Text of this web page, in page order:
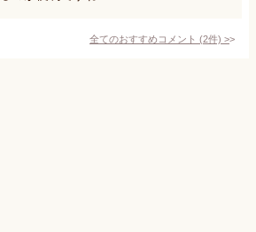
全てのおすすめコメント (2件) >